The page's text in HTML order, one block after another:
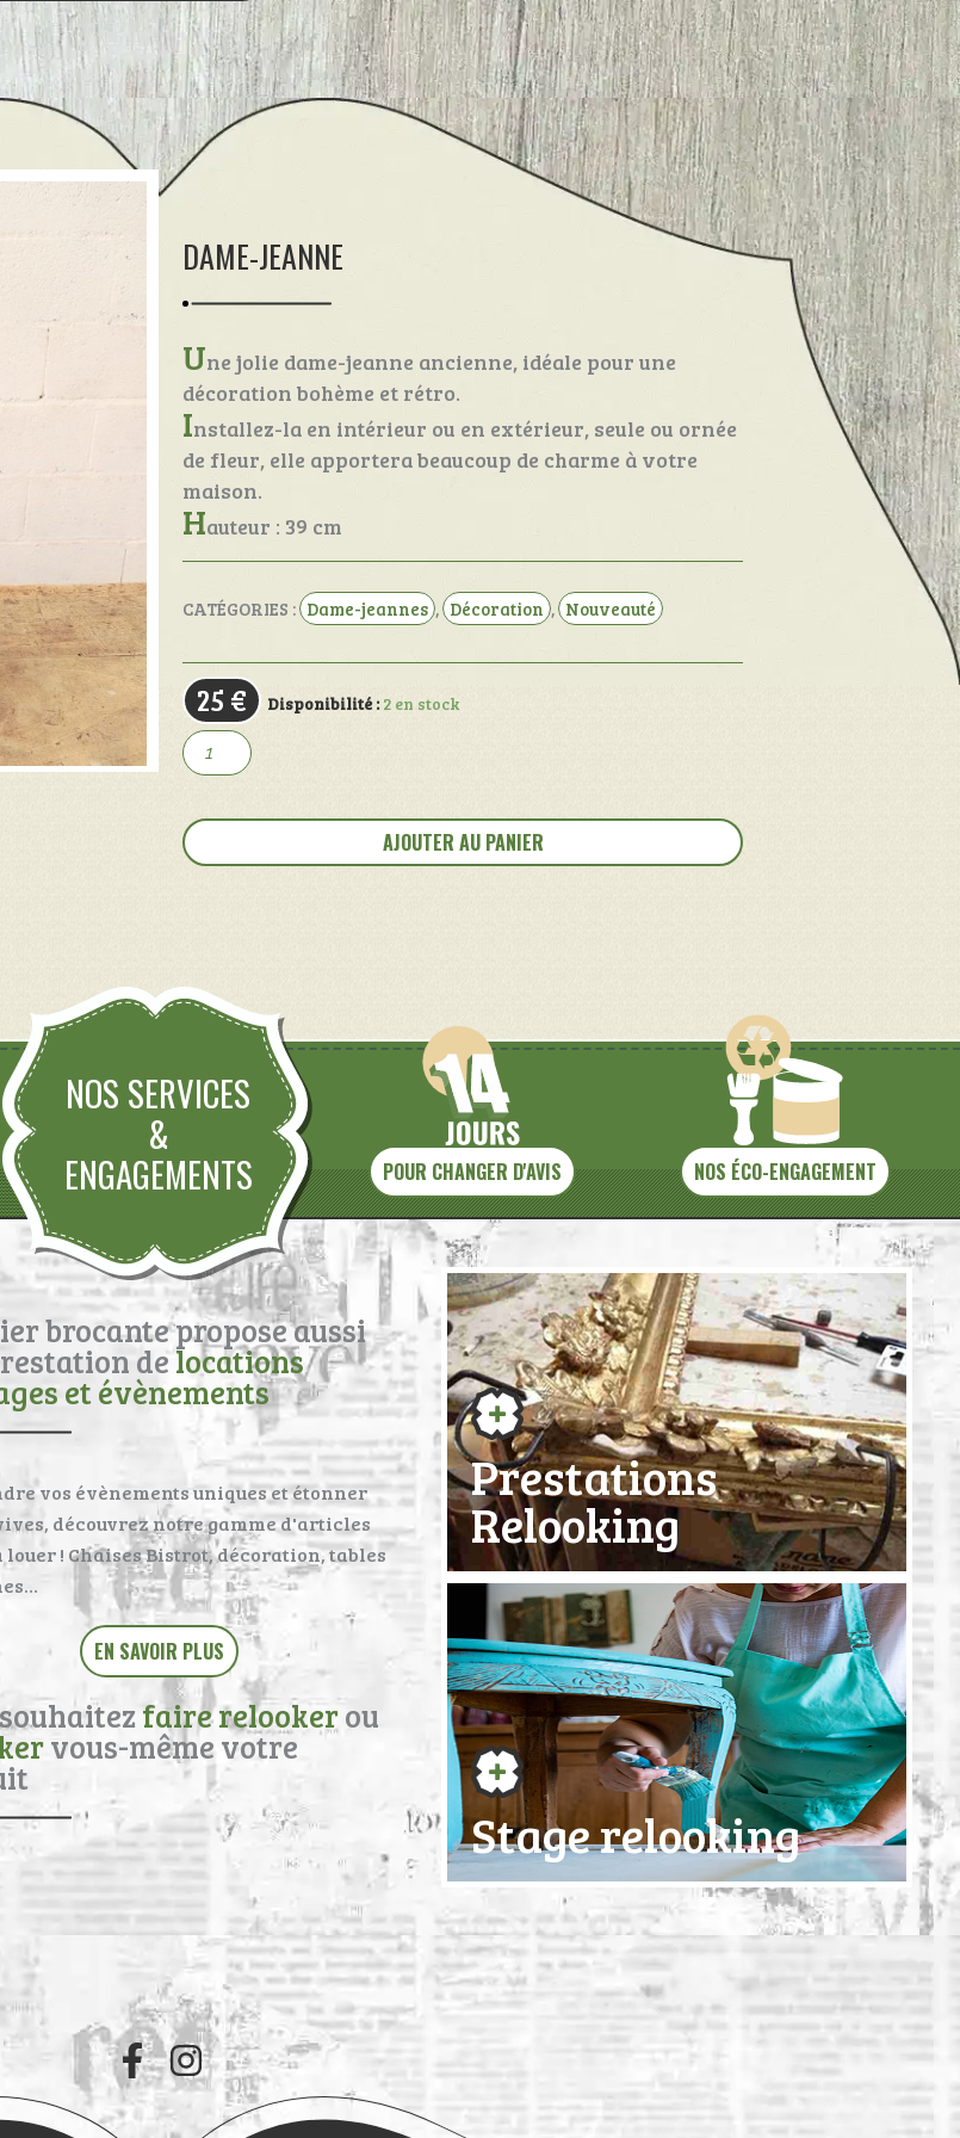
Une jolie dame-jeanne ancienne, idéale pour une
décoration bohème et rétro.
Installez-la en intérieur ou en extérieur, seule ou ornée
de fleur, elle apportera beaucoup de charme à votre
maison.
Hauteur : 39 cm
DAME-JEANNE
CATÉGORIES : Dame-jeannes , Décoration , Nouveauté
25 € Disponibilité : 2 en stock
quantité
de
Jeanne
AJOUTER AU PANIER
NOS SERVICES
&
ENGAGEMENTS
POUR CHANGER D'AVIS NOS ÉCO-ENGAGEMENT
brocante propose aussi
delocations
et évènements
vos évènements uniques et étonner
découvrez notre gamme d'articles
louer ! Chaises Bistrot, décoration, tables
EN SAVOIR PLUS
faire relookerou
vous-même votre
Prestations
Relooking
Stage relooking